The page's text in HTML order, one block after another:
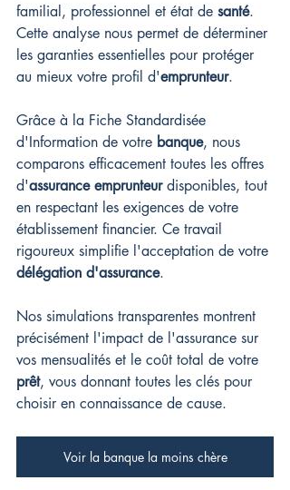
familial, professionnel et état de santé.
Cette analyse nous permet de déterminer
les garanties essentielles pour protéger
au mieux votre profil d'emprunteur.
Grâce à la Fiche Standardisée
d'Information de votre banque, nous
comparons efficacement toutes les offres
d'assurance emprunteur disponibles, tout
en respectant les exigences de votre
établissement financier. Ce travail
rigoureux simplifie l'acceptation de votre
délégation d'assurance.
Nos simulations transparentes montrent
précisément l'impact de l'assurance sur
vos mensualités et le coût total de votre
prêt, vous donnant toutes les clés pour
choisir en connaissance de cause.
Voir la banque la moins chère